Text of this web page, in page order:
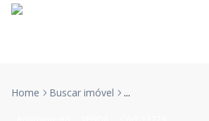
Home Buscar imóvel ...